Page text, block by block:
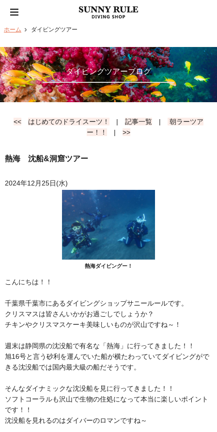
ホーム ダイビングツアー
ダイビングツアーブログ
<< はじめてのドライスーツ！ | 記事一覧 |
朝ラーツア
ー！！
| >>
熱海 沈船&洞窟ツアー
2024年12月25日(水)
熱海ダイビングー！
こんにちは！！
千葉県千葉市にあるダイビングショップサニールールです。
クリスマスは皆さんいかがお過ごしでしょうか？
チキンやクリスマスケーキ美味しいものが沢山ですね～！
週末は静岡県の沈没船で有名な「熱海」に行ってきました！！
旭16号と言う砂利を運んでいた船が横たわっていてダイビングがで
きる沈没船では国内最大級の船だそうです。
そんなダイナミックな沈没船を見に行ってきました！！
ソフトコーラルも沢山で生物の住処になって本当に楽しいポイント
です！！
沈没船を見れるのはダイバーのロマンですね～